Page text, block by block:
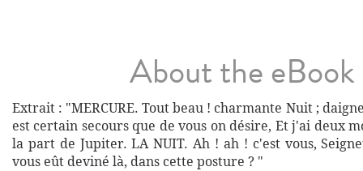
About the eBook
Extrait : "MERCURE. Tout beau ! charmante Nuit ;
est certain secours que de vous on désire, Et j'ai deux
la part de Jupiter. LA NUIT. Ah ! ah ! c'est vous,
vous eût deviné là, dans cette posture ? "